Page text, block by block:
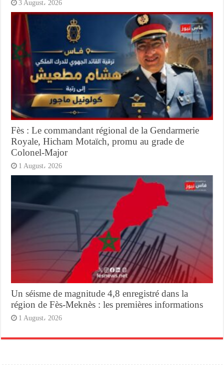
3 August، 2026
Fès : Le commandant régional de la Gendarmerie
Royale, Hicham Motaïch, promu au grade de
Colonel-Major
1 August، 2026
Un séisme de magnitude 4,8 enregistré dans la
région de Fès-Meknès : les premières informations
1 August، 2026